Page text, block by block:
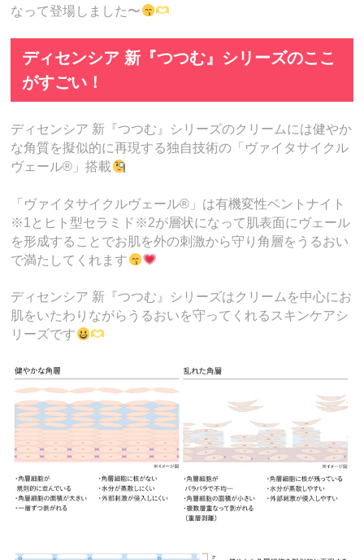
なって登場しました〜
ディセンシア 新『つつむ』シリーズのここ
がすごい！
ディセンシア 新『つつむ』シリーズのクリームには健やか
な角質を擬似的に再現する独自技術の「ヴァイタサイクル
ヴェール®」搭載
「ヴァイタサイクルヴェール®」は有機変性ベントナイト
※1とヒト型セラミド※2が層状になって肌表面にヴェール
を形成することでお肌を外の刺激から守り角層をうるおい
で満たしてくれます
ディセンシア 新『つつむ』シリーズはクリームを中心にお
肌をいたわりながらうるおいを守ってくれるスキンケアシ
リーズです